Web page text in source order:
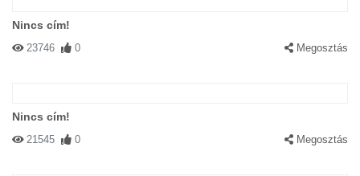
Nincs cím!
23746 0 Megosztás
Nincs cím!
21545 0 Megosztás